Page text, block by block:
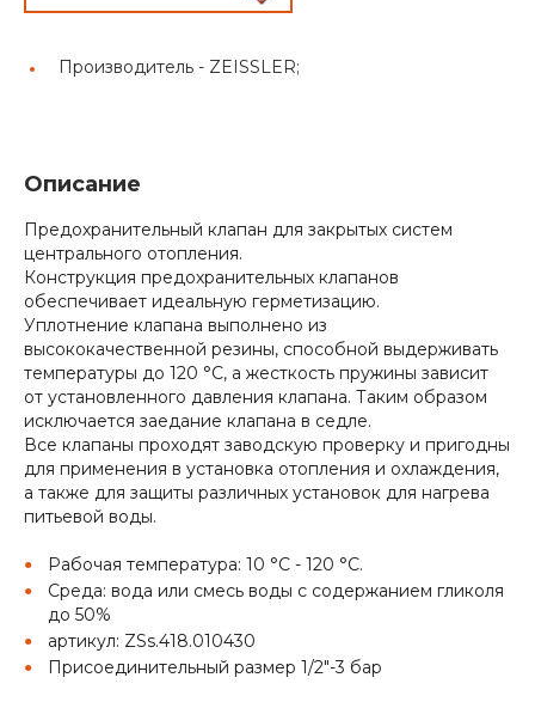
Производитель - ZEISSLER;
Описание
Предохранительный клапан для закрытых систем
центрального отопления.
Конструкция предохранительных клапанов
обеспечивает идеальную герметизацию.
Уплотнение клапана выполнено из
высококачественной резины, способной выдерживать
температуры до 120 °С, а жесткость пружины зависит
от установленного давления клапана. Таким образом
исключается заедание клапана в седле.
Все клапаны проходят заводскую проверку и пригодны
для применения в установка отопления и охлаждения,
а также для защиты различных установок для нагрева
питьевой воды.
Рабочая температура: 10 °C - 120 °C.
Среда: вода или смесь воды с содержанием гликоля
до 50%
артикул: ZSs.418.010430
Присоединительный размер 1/2"-3 бар